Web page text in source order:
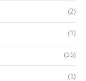
(2)
(1)
(55)
(1)